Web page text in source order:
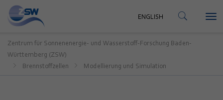
KONTAKT
ENGLISH
Zentrum für Sonnenenergie- und Wasserstoff-Forschung Baden-
Württemberg (ZSW)
Brennstoffzellen
Modellierung und Simulation